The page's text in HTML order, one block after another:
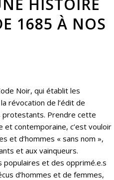
HISTOIRE
1685 À NOS
Noir, qui établit les
révocation de l’édit de
protestants. Prendre cette
et contemporaine, c’est vouloir
et d’hommes « sans nom »,
et aux vainqueurs.
populaires et des opprimé.e.s
d’hommes et de femmes,